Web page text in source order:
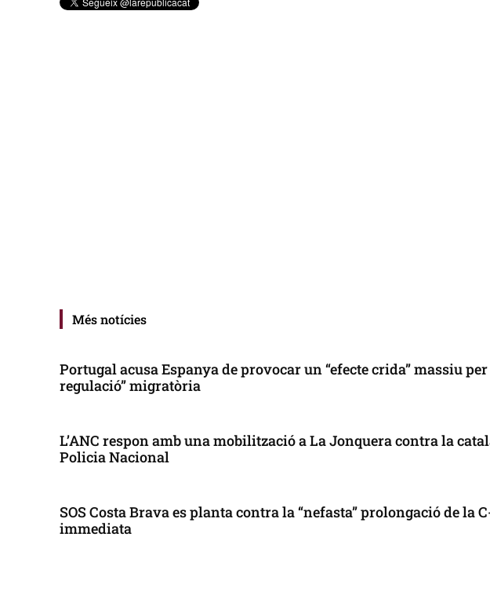
Més notícies
Portugal acusa Espanya de provocar un “efecte crida” massiu
regulació” migratòria
L’ANC respon amb una mobilització a La Jonquera contra la
Policia Nacional
SOS Costa Brava es planta contra la “nefasta” prolongació de la
immediata